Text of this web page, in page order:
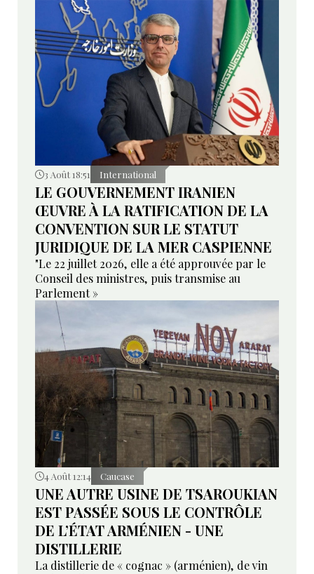
3 Août 18:51 International
LE GOUVERNEMENT IRANIEN
ŒUVRE À LA RATIFICATION DE LA
CONVENTION SUR LE STATUT
JURIDIQUE DE LA MER CASPIENNE
"Le 22 juillet 2026, elle a été approuvée par le
Conseil des ministres, puis transmise au
Parlement »
4 Août 12:14 Caucase
UNE AUTRE USINE DE TSAROUKIAN
EST PASSÉE SOUS LE CONTRÔLE
DE L’ÉTAT ARMÉNIEN - UNE
DISTILLERIE
La distillerie de « cognac » (arménien), de vin